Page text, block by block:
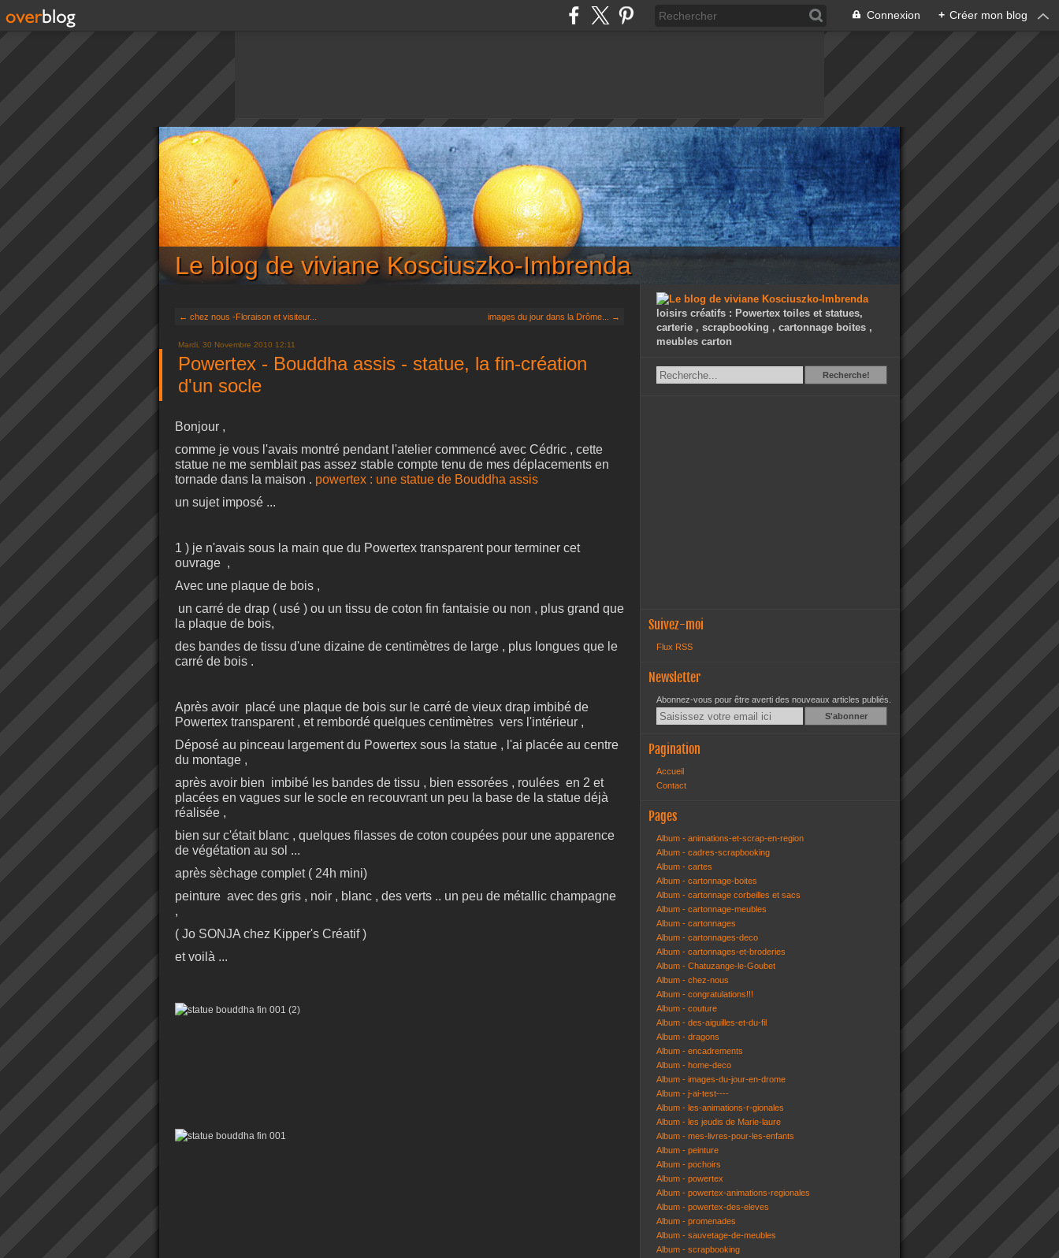
Connexion + Créer mon blog
Le blog de viviane Kosciuszko-Imbrenda
← chez nous -Floraison et visiteur... images du jour dans la Drôme... →
Mardi, 30 Novembre 2010 12:11
Powertex - Bouddha assis - statue, la fin-création
d'un socle
Bonjour ,
comme je vous l'avais montré pendant l'atelier commencé avec Cédric , cette
statue ne me semblait pas assez stable compte tenu de mes déplacements en
tornade dans la maison . powertex : une statue de Bouddha assis
un sujet imposé ...
1 ) je n'avais sous la main que du Powertex transparent pour terminer cet
ouvrage ,
Avec une plaque de bois ,
un carré de drap ( usé ) ou un tissu de coton fin fantaisie ou non , plus grand que
la plaque de bois,
des bandes de tissu d'une dizaine de centimètres de large , plus longues que le
carré de bois .
Après avoir placé une plaque de bois sur le carré de vieux drap imbibé de
Powertex transparent , et rembordé quelques centimètres vers l'intérieur ,
Déposé au pinceau largement du Powertex sous la statue , l'ai placée au centre
du montage ,
après avoir bien imbibé les bandes de tissu , bien essorées , roulées en 2 et
placées en vagues sur le socle en recouvrant un peu la base de la statue déjà
réalisée ,
bien sur c'était blanc , quelques filasses de coton coupées pour une apparence
de végétation au sol ...
après sèchage complet ( 24h mini)
peinture avec des gris , noir , blanc , des verts .. un peu de métallic champagne
,
( Jo SONJA chez Kipper's Créatif )
et voilà ...
loisirs créatifs : Powertex toiles et statues,
carterie , scrapbooking , cartonnage boites ,
meubles carton
RechercheRecherche!
Suivez-moi
Flux RSS
Newsletter
Abonnez-vous pour être averti des nouveaux articles publiés.
Email
Pagination
Accueil
Contact
Pages
Album - animations-et-scrap-en-region
Album - cadres-scrapbooking
Album - cartes
Album - cartonnage-boites
Album - cartonnage corbeilles et sacs
Album - cartonnage-meubles
Album - cartonnages
Album - cartonnages-deco
Album - cartonnages-et-broderies
Album - Chatuzange-le-Goubet
Album - chez-nous
Album - congratulations!!!
Album - couture
Album - des-aiguilles-et-du-fil
Album - dragons
Album - encadrements
Album - home-deco
Album - images-du-jour-en-drome
Album - j-ai-test----
Album - les-animations-r-gionales
Album - les jeudis de Marie-laure
Album - mes-livres-pour-les-enfants
Album - peinture
Album - pochoirs
Album - powertex
Album - powertex-animations-regionales
Album - powertex-des-eleves
Album - promenades
Album - sauvetage-de-meubles
Album - scrapbooking